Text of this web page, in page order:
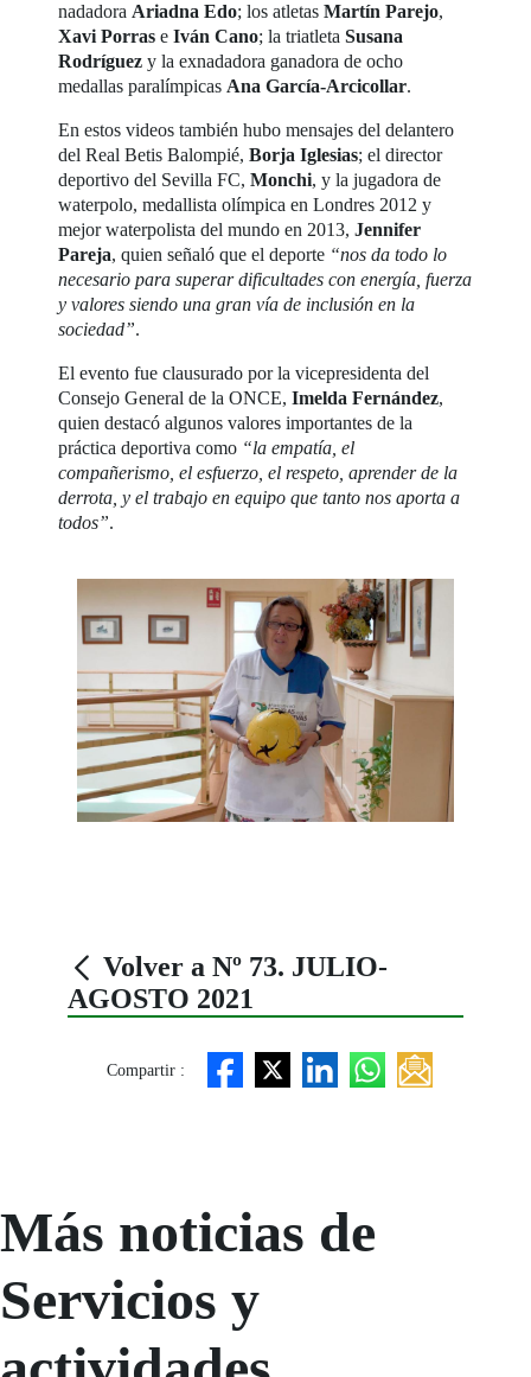
nadadora Ariadna Edo; los atletasMartín Parejo,
Xavi Porras eIván Cano; la triatletaSusana
Rodríguezy la exnadadora ganadora de ocho
medallas paralímpicas Ana García-Arcicollar.
En estos videos también hubo mensajes del delantero
del Real Betis Balompié,Borja Iglesias; el director
deportivo del Sevilla FC,Monchi, y la jugadora de
waterpolo, medallista olímpica en Londres 2012 y
mejor waterpolista del mundo en 2013,Jennifer
Pareja, quien señaló que el deporte “nos da todo lo
necesario para superar dificultades con energía, fuerza
y valores siendo una gran vía de inclusión en la
sociedad”.
El evento fue clausurado por la vicepresidenta del
Consejo General de la ONCE,Imelda Fernández,
quien destacó algunos valores importantes de la
práctica deportiva como “la empatía, el
compañerismo, el esfuerzo, el respeto, aprender de la
derrota, y el trabajo en equipo que tanto nos aporta a
todos”.
Volver a Nº 73. JULIO-
AGOSTO 2021
Compartir :
Más noticias de
Servicios y